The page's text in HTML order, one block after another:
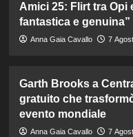
Amici 25: Flirt tra Opi
fantastica e genuina”
Anna Gaia Cavallo 7
Garth Brooks a
gratuito che
evento mondiale
Anna Gaia Cavallo 7